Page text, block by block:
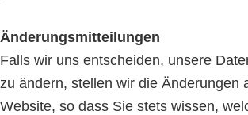
Änderungsmitteilungen
Falls wir uns entscheiden, unsere
zu ändern, stellen wir die Änderungen
Website, so dass Sie stets wissen,